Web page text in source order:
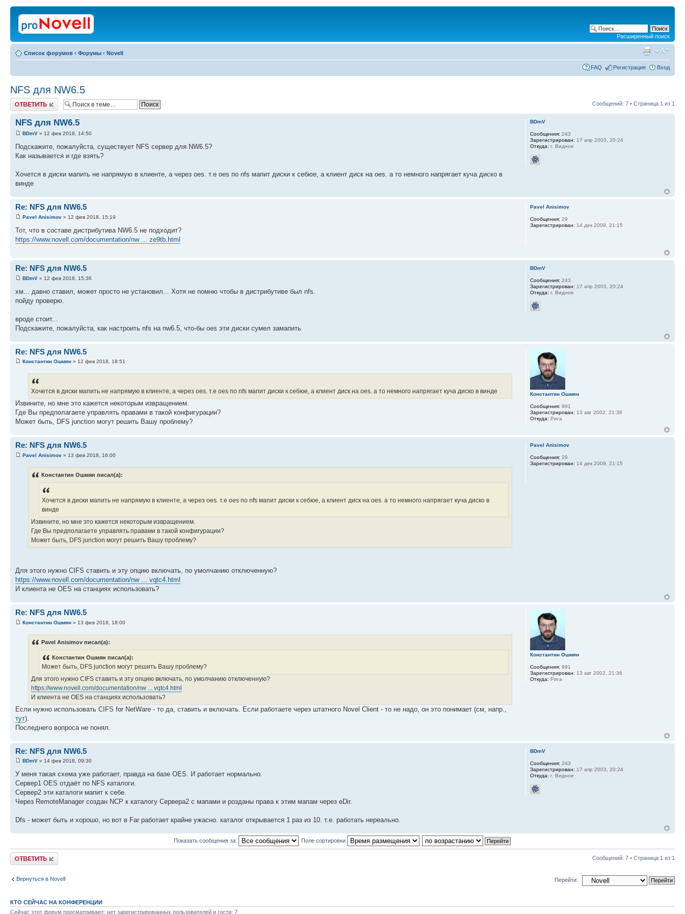
Расширенный поиск
Список форумов ‹ Форумы ‹ Novell
FAQ Регистрация Вход
NFS для NW6.5
Ответить Сообщений: 7 • Страница 1 из 1
NFS для NW6.5
BDmV » 12 фев 2018, 14:50
Подскажите, пожалуйста, существует NFS сервер для NW6.5?
Как называется и где взять?
Хочется в диски мапить не напрямую в клиенте, а через oes. т.е оеs по nfs мапит диски к себюе, а клиент диск на oes. а то немного напрягает куча диско в
винде
BDmV
Сообщения: 243
Зарегистрирован: 17 апр 2003, 20:24
Откуда: г. Видное
Re: NFS для NW6.5
Pavel Anisimov » 12 фев 2018, 15:19
Тот, что в составе дистрибутива NW6.5 не подходит?
https://www.novell.com/documentation/nw ... ze9tb.html
Pavel Anisimov
Сообщения: 29
Зарегистрирован: 14 дек 2009, 21:15
Re: NFS для NW6.5
BDmV » 12 фев 2018, 15:36
хм... давно ставил, может просто не установил... Хотя не помню чтобы в дистрибутиве был nfs.
пойду проверю.
вроде стоит...
Подскажите, пожалуйста, как настроить nfs на nw6.5, что-бы oes эти диски сумел замапить
BDmV
Сообщения: 243
Зарегистрирован: 17 апр 2003, 20:24
Откуда: г. Видное
Re: NFS для NW6.5
Константин Ошмян » 12 фев 2018, 18:51
Хочется в диски мапить не напрямую в клиенте, а через oes. т.е оеs по nfs мапит диски к себюе, а клиент диск на oes. а то немного напрягает куча диско в винде
Извините, но мне это кажется некоторым извращением.
Где Вы предполагаете управлять правами в такой конфигурации?
Может быть, DFS junction могут решить Вашу проблему?
Константин Ошмян
Сообщения: 991
Зарегистрирован: 13 авг 2002, 21:36
Откуда: Рига
Re: NFS для NW6.5
Pavel Anisimov » 13 фев 2018, 16:00
Константин Ошмян писал(а):
Хочется в диски мапить не напрямую в клиенте, а через oes. т.е оеs по nfs мапит диски к себюе, а клиент диск на oes. а то немного напрягает куча диско в
винде
Извините, но мне это кажется некоторым извращением.
Где Вы предполагаете управлять правами в такой конфигурации?
Может быть, DFS junction могут решить Вашу проблему?
Для этого нужно CIFS ставить и эту опцию включать, по умолчанию отключенную?
https://www.novell.com/documentation/nw ... vqtc4.html
И клиента не OES на станциях использовать?
Pavel Anisimov
Сообщения: 29
Зарегистрирован: 14 дек 2009, 21:15
Re: NFS для NW6.5
Константин Ошмян » 13 фев 2018, 18:00
Pavel Anisimov писал(а):
Константин Ошмян писал(а):
Может быть, DFS junction могут решить Вашу проблему?
Для этого нужно CIFS ставить и эту опцию включать, по умолчанию отключенную?
https://www.novell.com/documentation/nw ... vqtc4.html
И клиента не OES на станциях использовать?
Если нужно использовать CIFS for NetWare - то да, ставить и включать. Если работаете через штатного Novel Client - то не надо, он это понимает (см, напр.,
тут).
Последнего вопроса не понял.
Константин Ошмян
Сообщения: 991
Зарегистрирован: 13 авг 2002, 21:36
Откуда: Рига
Re: NFS для NW6.5
BDmV » 14 фев 2018, 09:30
У меня такая схема уже работает, правда на базе OES. И работает нормально.
Сервер1 OES отдаёт по NFS каталоги.
Сервер2 эти каталоги мапит к себе.
Через RemoteManager создан NCP к каталогу Сервера2 с мапами и розданы права к этим мапам через eDir.
Dfs - может быть и хорошо, но вот в Far работает крайне ужасно. каталог открывается 1 раз из 10. т.е. работать нереально.
BDmV
Сообщения: 243
Зарегистрирован: 17 апр 2003, 20:24
Откуда: г. Видное
Показать сообщения за: Поле сортировки
Ответить Сообщений: 7 • Страница 1 из 1
Вернуться в Novell Перейти:
КТО СЕЙЧАС НА КОНФЕРЕНЦИИ
Сейчас этот форум просматривают: нет зарегистрированных пользователей и гости: 7